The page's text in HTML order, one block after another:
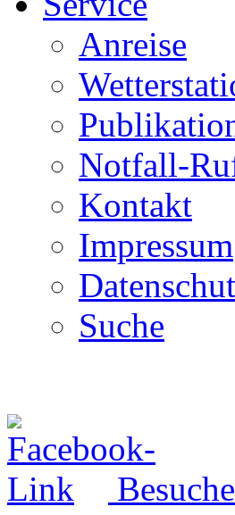
Anreise
Notfall-
Kontakt
Impressum
Suche